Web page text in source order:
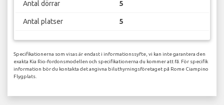
Antal dörrar 5
Antal platser 5
Specifikationerna som visas är endast i informationssyfte, vi kan inte garantera den
exakta Kia Rio-fordonsmodellen och specifikationerna du kommer att få. För specifik
information bör du kontakta det angivna biluthyrningsföretaget på Rome Ciampino
Flygplats.